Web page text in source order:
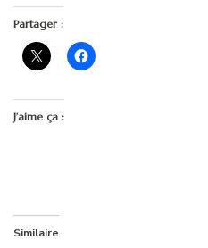
Partager :
J’aime ça :
Similaire